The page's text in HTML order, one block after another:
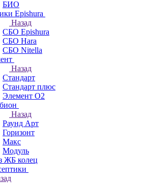
БИО
Epishura
Назад
СБО Epishura
СБО Hara
СБО Nitella
Назад
Стандарт
Стандарт плюс
Элемент О2
Назад
Раунд Арт
Горизонт
Макс
Модуль
ЖБ колец